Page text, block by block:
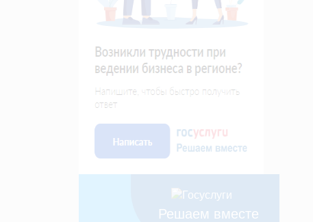
Решаем вместе